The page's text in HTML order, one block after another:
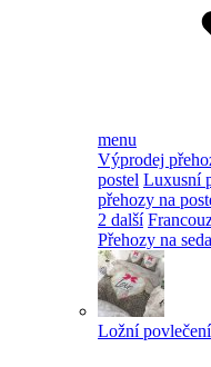
menu
Výprodej
postel Luxusní
přehozy na
2 další
Přehozy na
Ložní povlečení